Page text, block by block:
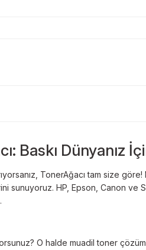
Baskı Dünyanız
TonerAğacı tam size
sunuyoruz. HP, Epson, Canon
O halde muadil toner